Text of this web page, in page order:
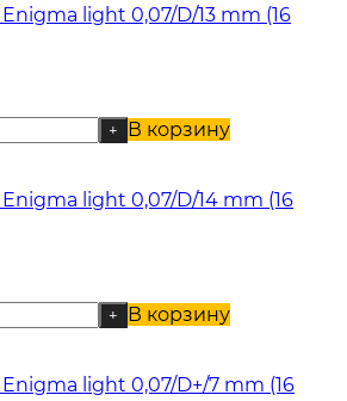
light 0,07/D/13 mm (16
+ В корзину
light 0,07/D/14 mm (16
+ В корзину
light 0,07/D+/7 mm (16